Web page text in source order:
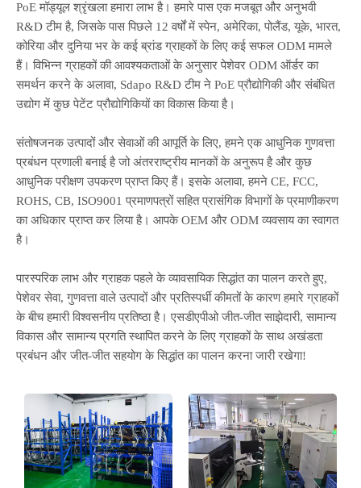
PoE मॉड्यूल श्रृंखला हमारा लाभ है। हमारे पास एक मजबूत और अनुभवी
R&D टीम है, जिसके पास पिछले 12 वर्षों में स्पेन, अमेरिका, पोलैंड, यूके, भारत,
कोरिया और दुनिया भर के कई ब्रांड ग्राहकों के लिए कई सफल ODM मामले
हैं। विभिन्न ग्राहकों की आवश्यकताओं के अनुसार पेशेवर ODM ऑर्डर का
समर्थन करने के अलावा, Sdapo R&D टीम ने PoE प्रौद्योगिकी और संबंधित
उद्योग में कुछ पेटेंट प्रौद्योगिकियों का विकास किया है।
संतोषजनक उत्पादों और सेवाओं की आपूर्ति के लिए, हमने एक आधुनिक गुणवत्ता
प्रबंधन प्रणाली बनाई है जो अंतरराष्ट्रीय मानकों के अनुरूप है और कुछ
आधुनिक परीक्षण उपकरण प्राप्त किए हैं। इसके अलावा, हमने CE, FCC,
ROHS, CB, ISO9001 प्रमाणपत्रों सहित प्रासंगिक विभागों के प्रमाणीकरण
का अधिकार प्राप्त कर लिया है। आपके OEM और ODM व्यवसाय का स्वागत
है।
पारस्परिक लाभ और ग्राहक पहले के व्यावसायिक सिद्धांत का पालन करते हुए,
पेशेवर सेवा, गुणवत्ता वाले उत्पादों और प्रतिस्पर्धी कीमतों के कारण हमारे ग्राहकों
के बीच हमारी विश्वसनीय प्रतिष्ठा है। एसडीएपीओ जीत-जीत साझेदारी, सामान्य
विकास और सामान्य प्रगति स्थापित करने के लिए ग्राहकों के साथ अखंडता
प्रबंधन और जीत-जीत सहयोग के सिद्धांत का पालन करना जारी रखेगा!